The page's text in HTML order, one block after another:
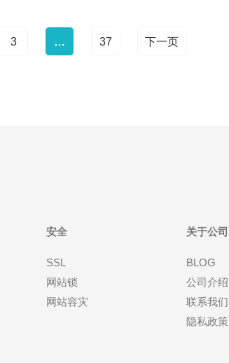
3 … 37 下一页
安全
SSL
网站锁
网站容灾
关于公司
BLOG
公司介绍
联系我们
隐私政策